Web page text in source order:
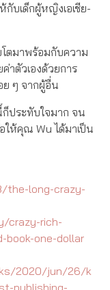
กับเด็กผู้หญิงเอเชีย-
โตมาพร้อมกับความ
าตัวเองด้วยการ
ย ๆ จากผู้อื่น
ประทับใจมาก จน
ให้คุณ Wu ได้มาเป็น
the-long-crazy-
crazy-rich-
book-one-dollar
2020/jun/26/k